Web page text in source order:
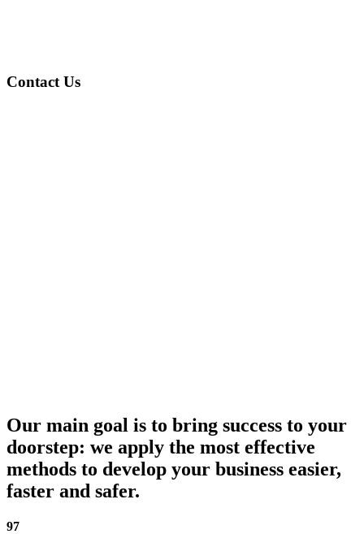
Contact Us
Our main goal is to bring success to your
doorstep: we apply the most effective
methods to develop your business easier,
faster and safer.
97